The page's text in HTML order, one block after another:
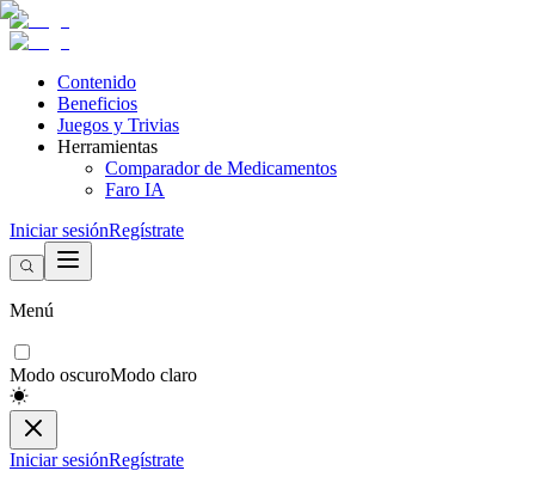
Contenido
Beneficios
Juegos y Trivias
Herramientas
Comparador de Medicamentos
Faro IA
Iniciar sesiónRegístrate
Menú
Modo oscuroModo claro
Iniciar sesiónRegístrate